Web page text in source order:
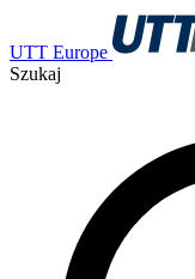
UTT Europe
Szukaj